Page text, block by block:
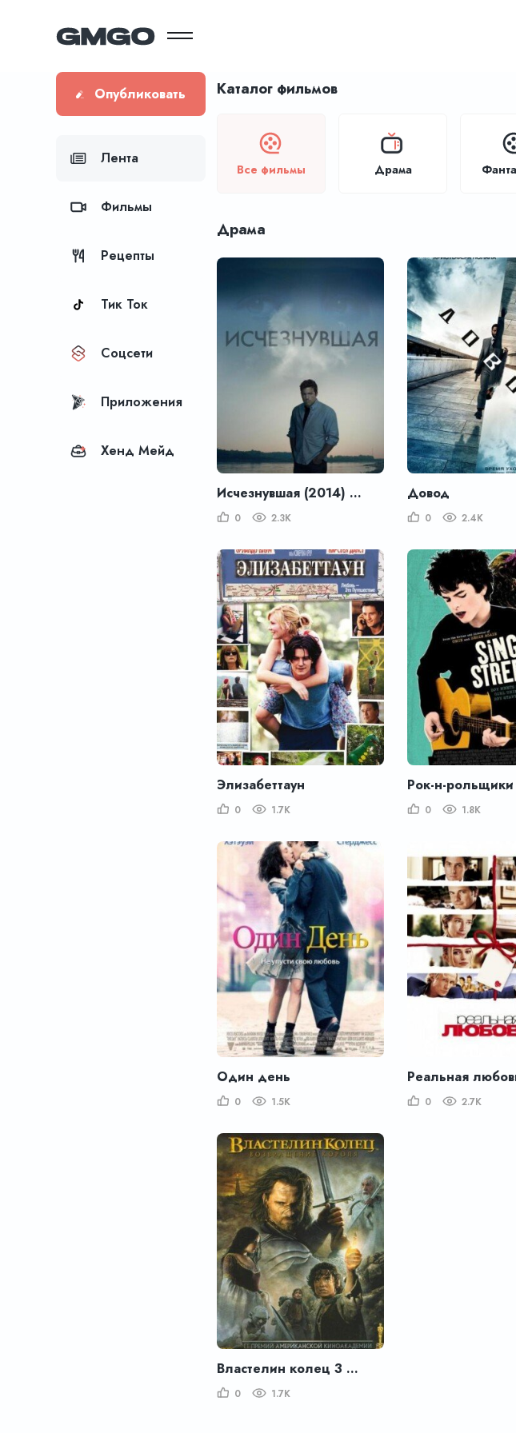
Опубликовать
Лента
Фильмы
Рецепты
Тик Ток
Соцсети
Приложения
Хенд Мейд
Каталог фильмов
Все фильмы Драма
Драма
Исчезнувшая (2014) – Gone Girl
0 2.3K
Довод
0 2.4K
Элизабеттаун
0 1.7K
Рок-н-рольщики
0 1.8K
Один день
0 1.5K
Реальная
0 2.7K
Властелин колец 3 : Возвращение короля
0 1.7K